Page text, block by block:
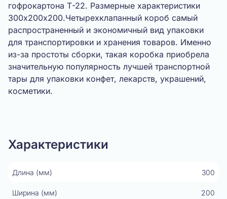
гофрокартона Т-22. Размерные характеристики
300х200х200.Четырехклапанный короб самый
распространенный и экономичный вид упаковки
для транспортировки и хранения товаров. Именно
из-за простоты сборки, такая коробка приобрела
значительную популярность лучшей транспортной
тары для упаковки конфет, лекарств, украшений,
косметики.
Характеристики
Длина (мм) 300
Ширина (мм) 200